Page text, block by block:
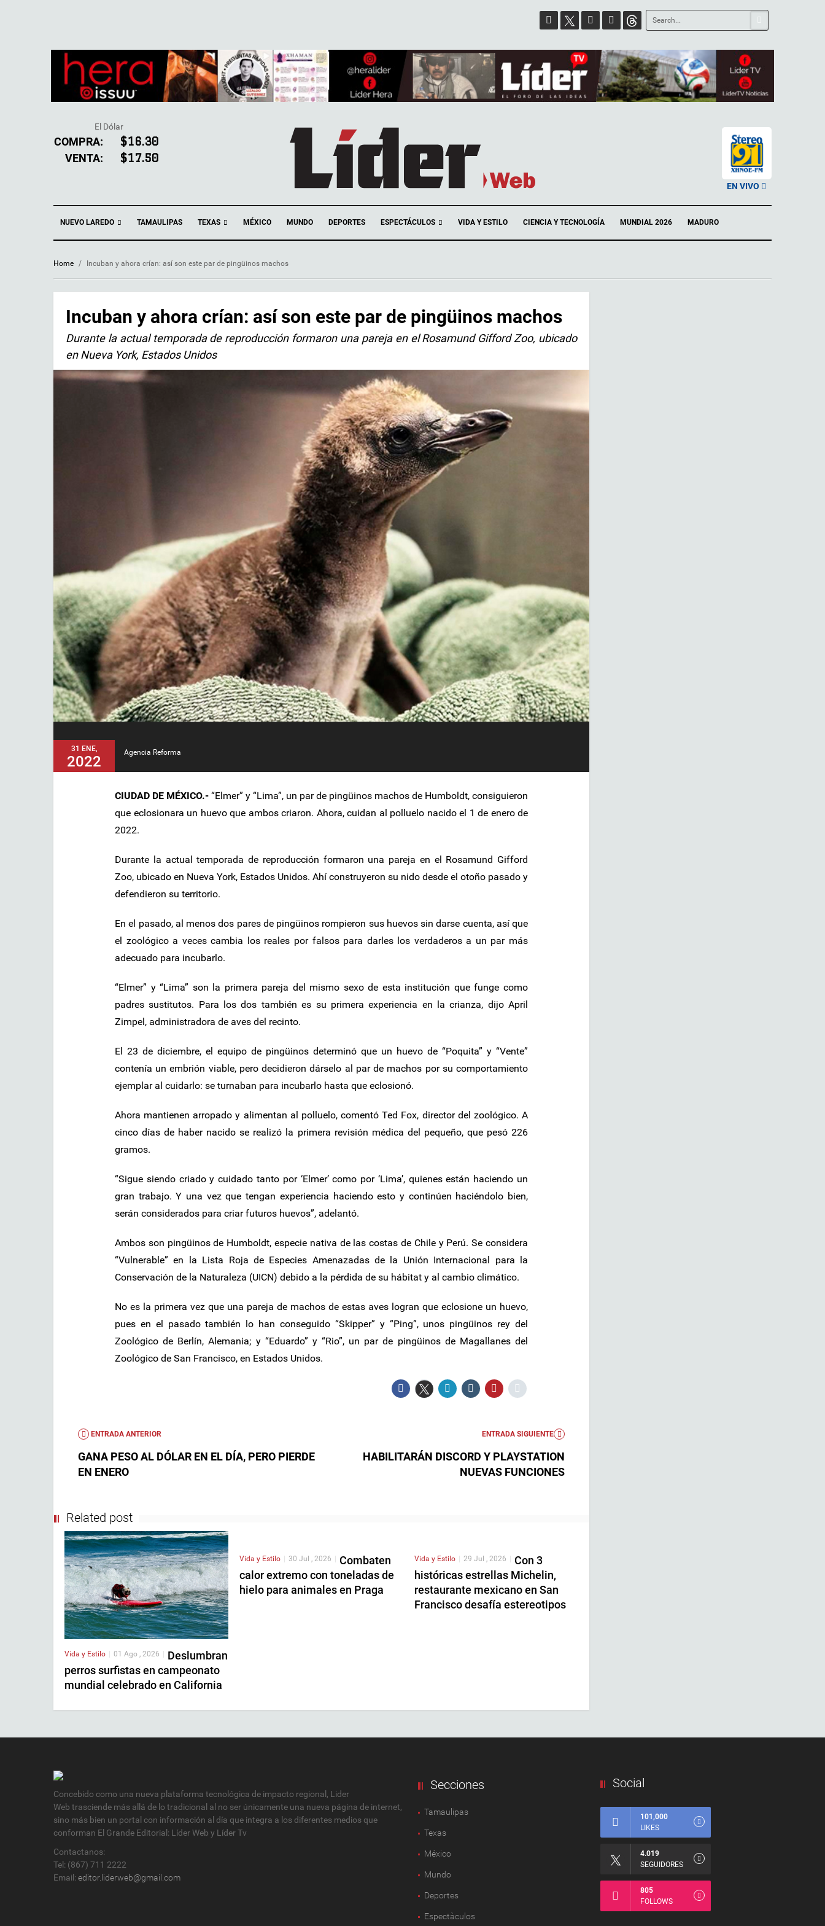
El Dólar
COMPRA: $16.30
VENTA: $17.50
EN VIVO
NUEVO LAREDO TAMAULIPAS TEXAS MÉXICO MUNDO DEPORTES ESPECTÁCULOS VIDA Y ESTILO CIENCIA Y TECNOLOGÍA MUNDIAL 2026 MADURO
Home / Incuban y ahora crían: así son este par de pingüinos machos
Incuban y ahora crían: así son este par de pingüinos machos
Durante la actual temporada de reproducción formaron una pareja en el Rosamund Gifford Zoo, ubicado
en Nueva York, Estados Unidos
31 ENE,
2022
Agencia Reforma
CIUDAD DE MÉXICO.- “Elmer” y “Lima”, un par de pingüinos machos de Humboldt, consiguieron
que eclosionara un huevo que ambos criaron. Ahora, cuidan al polluelo nacido el 1 de enero de
2022.
Durante la actual temporada de reproducción formaron una pareja en el Rosamund Gifford
Zoo, ubicado en Nueva York, Estados Unidos. Ahí construyeron su nido desde el otoño pasado y
defendieron su territorio.
En el pasado, al menos dos pares de pingüinos rompieron sus huevos sin darse cuenta, así que
el zoológico a veces cambia los reales por falsos para darles los verdaderos a un par más
adecuado para incubarlo.
“Elmer” y “Lima” son la primera pareja del mismo sexo de esta institución que funge como
padres sustitutos. Para los dos también es su primera experiencia en la crianza, dijo April
Zimpel, administradora de aves del recinto.
El 23 de diciembre, el equipo de pingüinos determinó que un huevo de “Poquita” y “Vente”
contenía un embrión viable, pero decidieron dárselo al par de machos por su comportamiento
ejemplar al cuidarlo: se turnaban para incubarlo hasta que eclosionó.
Ahora mantienen arropado y alimentan al polluelo, comentó Ted Fox, director del zoológico. A
cinco días de haber nacido se realizó la primera revisión médica del pequeño, que pesó 226
gramos.
“Sigue siendo criado y cuidado tanto por ‘Elmer’ como por ‘Lima’, quienes están haciendo un
gran trabajo. Y una vez que tengan experiencia haciendo esto y continúen haciéndolo bien,
serán considerados para criar futuros huevos”, adelantó.
Ambos son pingüinos de Humboldt, especie nativa de las costas de Chile y Perú. Se considera
“Vulnerable” en la Lista Roja de Especies Amenazadas de la Unión Internacional para la
Conservación de la Naturaleza (UICN) debido a la pérdida de su hábitat y al cambio climático.
No es la primera vez que una pareja de machos de estas aves logran que eclosione un huevo,
pues en el pasado también lo han conseguido “Skipper” y “Ping”, unos pingüinos rey del
Zoológico de Berlín, Alemania; y “Eduardo” y “Rio”, un par de pingüinos de Magallanes del
Zoológico de San Francisco, en Estados Unidos.
ENTRADA ANTERIOR
GANA PESO AL DÓLAR EN EL DÍA, PERO PIERDE
EN ENERO
ENTRADA SIGUIENTE
HABILITARÁN DISCORD Y PLAYSTATION
NUEVAS FUNCIONES
Related post
Vida y Estilo 01 Ago , 2026
Deslumbran
perros surfistas en campeonato
mundial celebrado en California
Vida y Estilo 30 Jul , 2026
Combaten
calor extremo con toneladas de
hielo para animales en Praga
Vida y Estilo 29 Jul , 2026
Con 3
históricas estrellas Michelin,
restaurante mexicano en San
Francisco desafía estereotipos
Concebido como una nueva plataforma tecnológica de impacto regional, Lider
Web trasciende más allá de lo tradicional al no ser únicamente una nueva página de internet,
sino más bien un portal con información al día que integra a los diferentes medios que
conforman El Grande Editorial: Líder Web y Líder Tv
Contactanos:
Tel: (867) 711 2222
Email: editor.liderweb@gmail.com
Secciones
Tamaulipas
Texas
México
Mundo
Deportes
Espectàculos
Social
101,000
LIKES
4.019
SEGUIDORES
805
FOLLOWS